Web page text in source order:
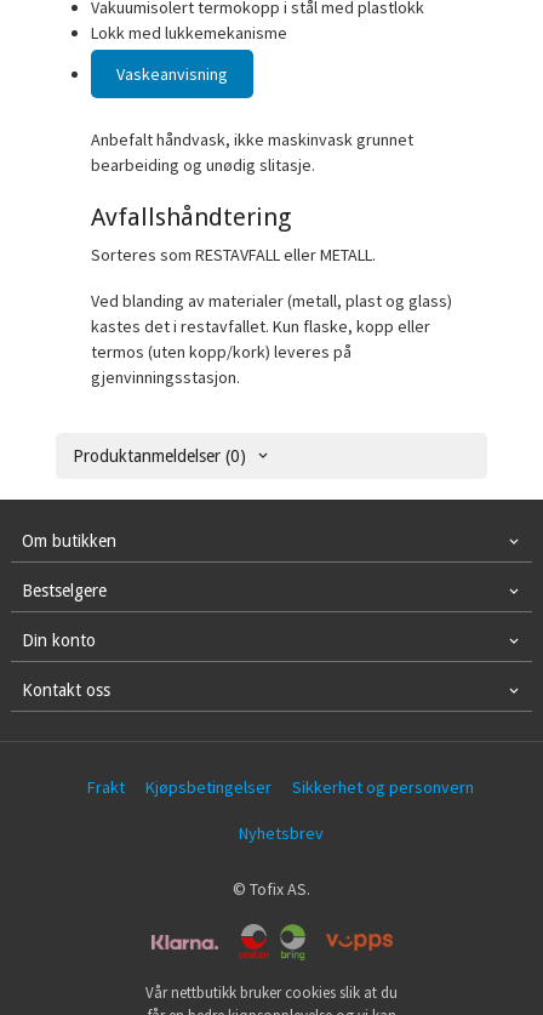
Vakuumisolert termokopp i stål med plastlokk
Lokk med lukkemekanisme
Vaskeanvisning
Anbefalt håndvask, ikke maskinvask grunnet
bearbeiding og unødig slitasje.
Avfallshåndtering
Sorteres som RESTAVFALL eller METALL.
Ved blanding av materialer (metall, plast og glass)
kastes det i restavfallet. Kun flaske, kopp eller
termos (uten kopp/kork) leveres på
gjenvinningsstasjon.
Produktanmeldelser (0)
Om butikken
Bestselgere
Din konto
Kontakt oss
Frakt Kjøpsbetingelser Sikkerhet og personvern
Nyhetsbrev
© Tofix AS.
Vår nettbutikk bruker cookies slik at du